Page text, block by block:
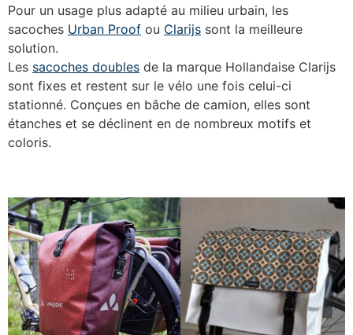
Pour un usage plus adapté au milieu urbain, les
sacoches Urban Proof ou Clarijs sont la meilleure
solution.
Les sacoches doubles de la marque Hollandaise Clarijs
sont fixes et restent sur le vélo une fois celui-ci
stationné. Conçues en bâche de camion, elles sont
étanches et se déclinent en de nombreux motifs et
coloris.